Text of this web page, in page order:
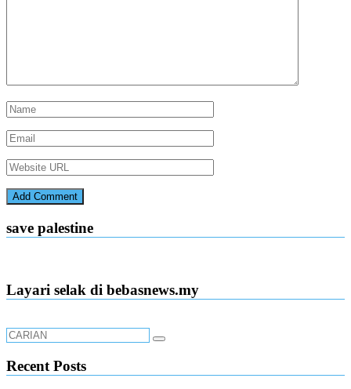
save palestine
Layari selak di bebasnews.my
Recent Posts